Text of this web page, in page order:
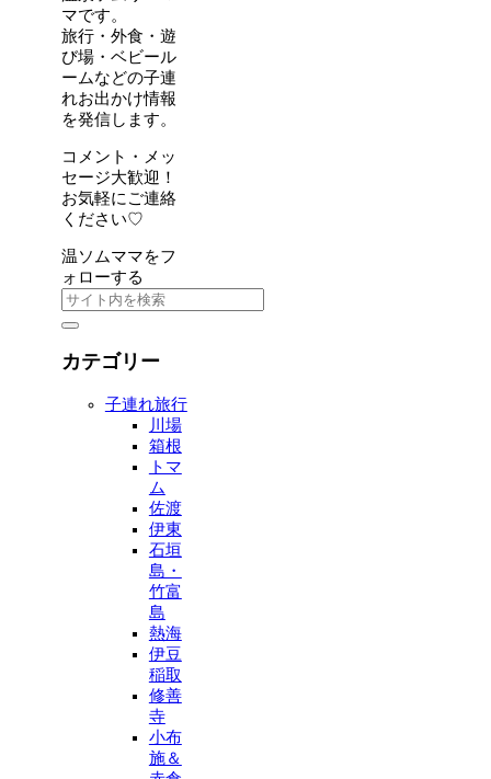
マです。
旅行・外食・遊
び場・ベビール
ームなどの子連
れお出かけ情報
を発信します。
コメント・メッ
セージ大歓迎！
お気軽にご連絡
ください♡
温ソムママをフ
ォローする
カテゴリー
子連れ旅行
川場
箱根
トマ
ム
佐渡
伊東
石垣
島・
竹富
島
熱海
伊豆
稲取
修善
寺
小布
施＆